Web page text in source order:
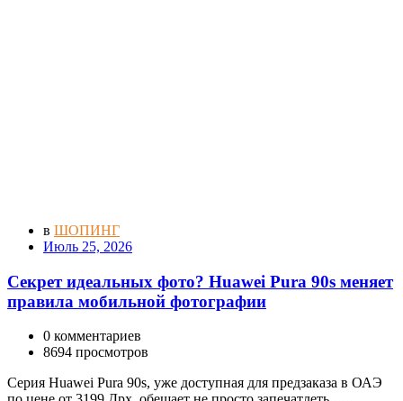
в ШОПИНГ
Июль 25, 2026
Секрет идеальных фото? Huawei Pura 90s меняет
правила мобильной фотографии
0 комментариев
8694 просмотров
Серия Huawei Pura 90s, уже доступная для предзаказа в ОАЭ